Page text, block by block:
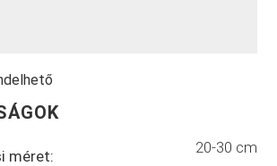
méret: 20-30 cm